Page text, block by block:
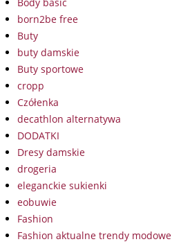
born2be free
Buty
buty damskie
Buty sportowe
cropp
Czółenka
decathlon alternatywa
DODATKI
Dresy damskie
drogeria
eleganckie sukienki
eobuwie
Fashion
Fashion aktualne trendy modowe